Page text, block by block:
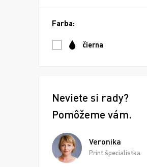
Farba:
čierna
Neviete si rady?
Pomôžeme vám.
Veronika
Print špecialistka